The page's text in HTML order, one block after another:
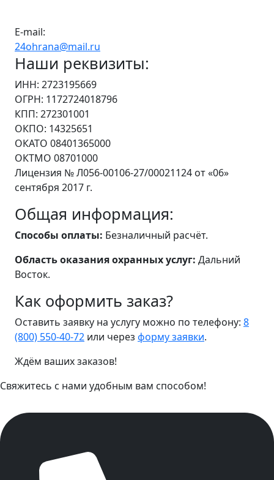
E-mail:
24ohrana@mail.ru
Наши реквизиты:
ИНН: 2723195669
ОГРН: 1172724018796
КПП: 272301001
ОКПО: 14325651
ОКАТО 08401365000
ОКТМО 08701000
Лицензия № Л056-00106-27/00021124 от «06»
сентября 2017 г.
Общая информация:
Способы оплаты: Безналичный расчёт.
Область оказания охранных услуг: Дальний
Восток.
Как оформить заказ?
Оставить заявку на услугу можно по телефону: 8
(800) 550-40-72 или через форму заявки.
Ждём ваших заказов!
Свяжитесь с нами удобным вам способом!